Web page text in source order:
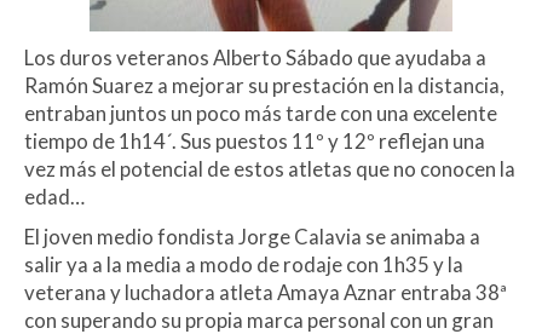
Los duros veteranos Alberto Sábado que ayudaba a
Ramón Suarez a mejorar su prestación en la distancia,
entraban juntos un poco más tarde con una excelente
tiempo de 1h14´. Sus puestos 11º y 12º reflejan una
vez más el potencial de estos atletas que no conocen la
edad…
El joven medio fondista Jorge Calavia se animaba a
salir ya a la media a modo de rodaje con 1h35 y la
veterana y luchadora atleta Amaya Aznar entraba 38ª
con superando su propia marca personal con un gran